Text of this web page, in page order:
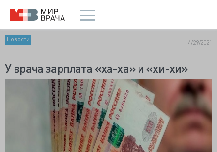
Новости 4/29/2021
У врача зарплата «ха-ха» и «хи-хи»